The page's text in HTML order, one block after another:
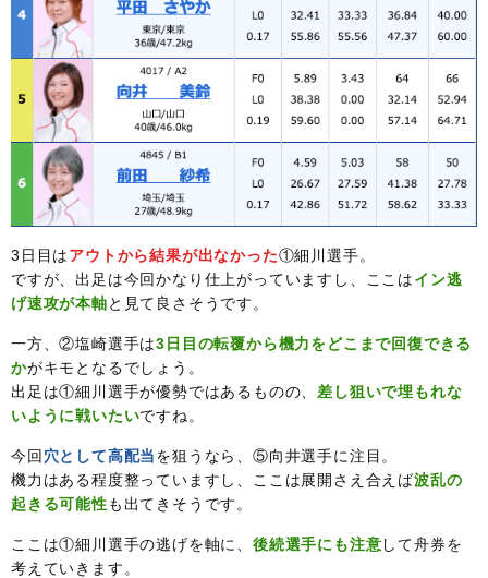
3日目はアウトから結果が出なかった①細川選手。
ですが、出足は今回かなり仕上がっていますし、ここはイン逃
げ速攻が本軸と見て良さそうです。
一方、②塩崎選手は3日目の転覆から機力をどこまで回復できる
かがキモとなるでしょう。
出足は①細川選手が優勢ではあるものの、 差し狙いで埋もれな
いように戦いたいですね。
今回穴として高配当を狙うなら、⑤向井選手に注目。
機力はある程度整っていますし、ここは展開さえ合えば波乱の
起きる可能性も出てきそうです。
ここは①細川選手の逃げを軸に、後続選手にも注意して舟券を
考えていきます。